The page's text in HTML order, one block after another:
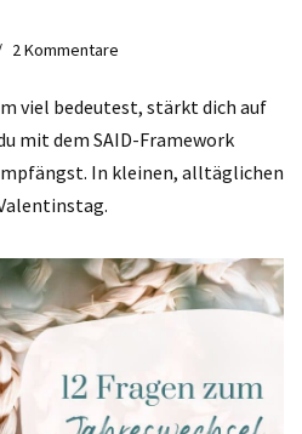
2 Kommentare
viel bedeutest, stärkt dich auf
mit dem SAID-Framework
In kleinen, alltäglichen